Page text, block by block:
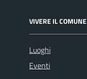
VIVERE IL COMUNE
Luoghi
Eventi